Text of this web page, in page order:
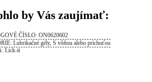
by Vás zaujímať:
ČÍSLO: ON0620602
Lubrikačné gély, S vôňou alebo príchuťou
Lick-it